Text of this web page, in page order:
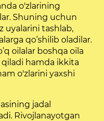
o'zlarining
Shuning uchun
uyalarini tashlab,
qo’shilib oladilar.
oilalar boshqa oila
hamda ikkita
o'zlarini yaxshi
jadal
Rivojlanayotgan